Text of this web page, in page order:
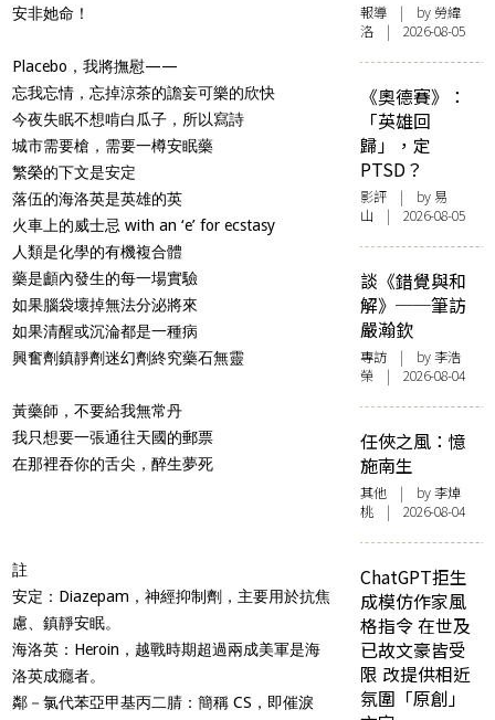
安非她命！
Placebo ，我將撫慰——
忘我忘情，忘掉涼茶的譫妄可樂的欣快
今夜失眠不想啃白瓜子，所以寫詩
城市需要槍，需要一樽安眠藥
繁榮的下文是安定
落伍的海洛英是英雄的英
火車上的威士忌 with an ‘e’ for ecstasy
人類是化學的有機複合體
藥是顱內發生的每一場實驗
如果腦袋壞掉無法分泌將來
如果清醒或沉淪都是一種病
興奮劑鎮靜劑迷幻劑終究藥石無靈
黃藥師，不要給我無常丹
我只想要一張通往天國的郵票
在那裡吞你的舌尖，醉生夢死
註
安定：Diazepam，神經抑制劑，主要用於抗焦
慮、鎮靜安眠。
海洛英：Heroin，越戰時期超過兩成美軍是海
洛英成癮者。
鄰－氯代苯亞甲基丙二腈：簡稱 CS，即催淚
報導 | by 勞緯
洛 | 2026-08-05
《奧德賽》：
「英雄回
歸」，定
PTSD？
影評 | by 易
山 | 2026-08-05
談《錯覺與和
解》──筆訪
嚴瀚欽
專訪 | by 李浩
榮 | 2026-08-04
任俠之風：憶
施南生
其他 | by 李焯
桃 | 2026-08-04
ChatGPT拒生
成模仿作家風
格指令 在世及
已故文豪皆受
限 改提供相近
氛圍「原創」